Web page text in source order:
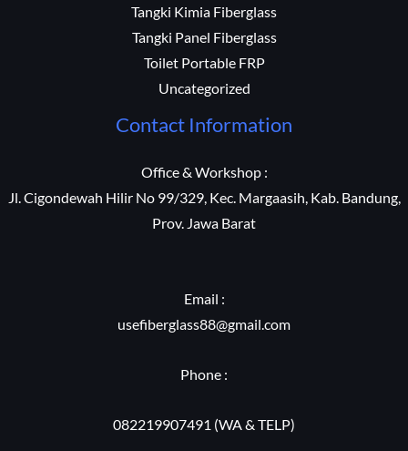
Tangki Kimia Fiberglass
Tangki Panel Fiberglass
Toilet Portable FRP
Uncategorized
Contact Information
Office & Workshop :
Jl. Cigondewah Hilir No 99/329, Kec. Margaasih, Kab. Bandung,
Prov. Jawa Barat
Email :
usefiberglass88@gmail.com
Phone :
082219907491 (WA & TELP)